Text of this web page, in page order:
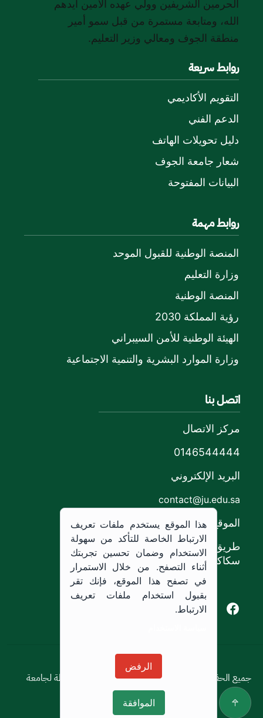
الحرمين الشريفين وولي عهده الأمين أيدهم
الله، ومتابعة مستمرة من قبل سمو أمير
منطقة الجوف ومعالي وزير التعليم.
روابط سريعة
التقويم الأكاديمي
الدعم الفني
دليل تحويلات الهاتف
شعار جامعة الجوف
البيانات المفتوحة
روابط مهمة
المنصة الوطنية للقبول الموحد
وزارة التعليم
المنصة الوطنية
رؤية المملكة 2030
الهيئة الوطنية للأمن السيبراني
وزارة الموارد البشرية والتنمية الاجتماعية
اتصل بنا
مركز الاتصال
0146544444
البريد الإلكتروني
contact@ju.edu.sa
الموقع
طريق الملك خالد،
سكاكا, المملكة العربية السعودية.
Facebook of Jouf University
X of Jouf University
سياسة الاستخدام
جميع الحقوق محفوظة © 2026 جميع الحقوق محفوظة لجامعة
الجوف
هذا الموقع يستخدم ملفات تعريف
الارتباط الخاصة للتأكد من سهولة
الاستخدام وضمان تحسين تجربتك
أثناء التصفح. من خلال الاستمرار
في تصفح هذا الموقع، فإنك تقر
بقبول استخدام ملفات تعريف
الارتباط.
الرفض
الموافقة